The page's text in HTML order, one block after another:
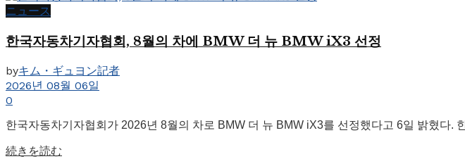
ニュース
한국자동차기자협회, 8월의 차에 BMW 더 뉴 BMW iX3 선정
byキム・ギュヨン記者
2026년 08월 06일
0
한국자동차기자협회가 2026년 8월의 차로 BMW 더 뉴 BMW iX3를 선정했다고 6일 밝혔다.
続きを読む